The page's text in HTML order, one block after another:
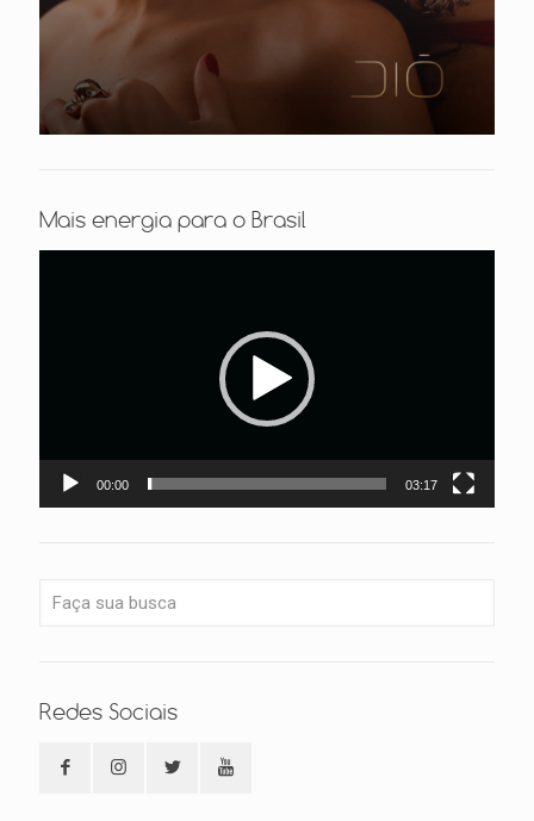
Mais energia para o Brasil
00:00 03:17
Redes Sociais